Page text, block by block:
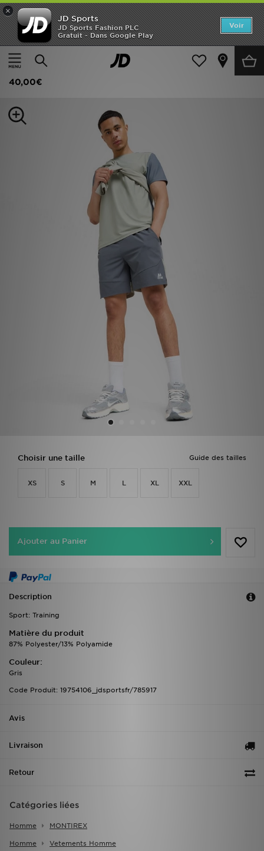
×
JD Sports
JD Sports Fashion PLC
Gratuit - Dans Google Play
Voir
Accueil
Homme Vêtements Homme Shorts
MONTIREX Short Swift
40,00€
Guide des tailles
Choisir une taille
XS S M L XL XXL
Ajouter au Panier
Description
Sport: Training
Matière du produit
87% Polyester/13% Polyamide
Couleur:
Gris
Code Produit: 19754106_jdsportsfr/785917
Avis
Livraison
Retour
Catégories liées
Homme MONTIREX
Homme Vetements Homme
Accueil
Nouveautés
Enfant